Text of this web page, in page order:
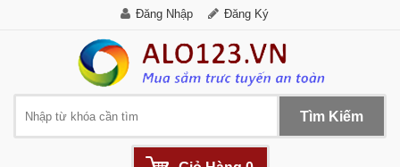
Đăng Nhập Đăng Ký
Tìm Kiếm